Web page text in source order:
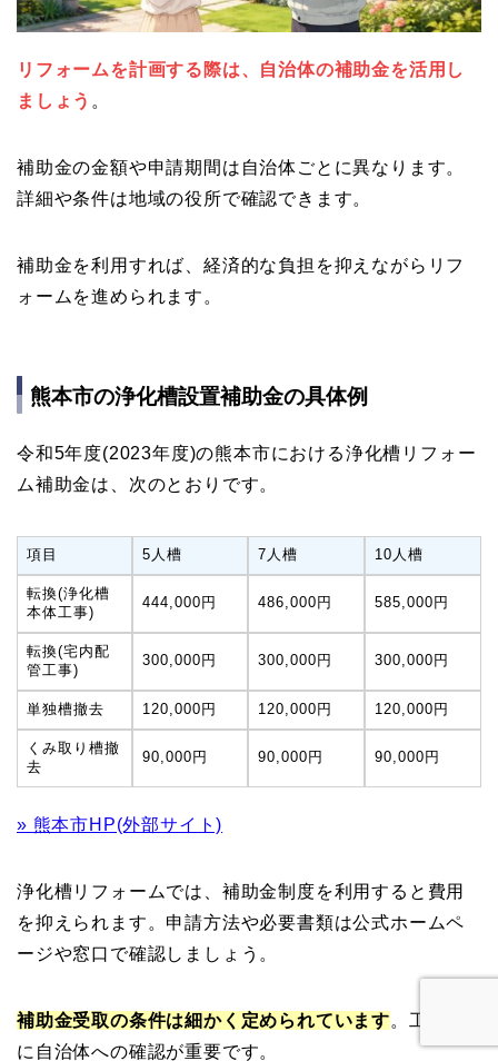
リフォームを計画する際は、自治体の補助金を活用し
ましょう 。
補助金の金額や申請期間は自治体ごとに異なります。
詳細や条件は地域の役所で確認できます。
補助金を利用すれば、経済的な負担を抑えながらリフ
ォームを進められます。
熊本市の浄化槽設置補助金の具体例
令和5年度(2023年度)の熊本市における浄化槽リフォー
ム補助金は、次のとおりです。
項目 5人槽 7人槽 10人槽
転換(浄化槽
本体工事)
444,000円 486,000円 585,000円
転換(宅内配
管工事)
300,000円 300,000円 300,000円
単独槽撤去 120,000円 120,000円 120,000円
くみ取り槽撤
去
90,000円 90,000円 90,000円
» 熊本市HP(外部サイト)
浄化槽リフォームでは、補助金制度を利用すると費用
を抑えられます。申請方法や必要書類は公式ホームペ
ージや窓口で確認しましょう。
補助金受取の条件は細かく定められています。工事前
に自治体への確認が重要です。